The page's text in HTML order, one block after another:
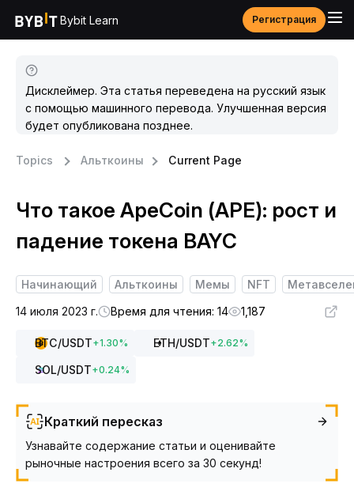
Bybit Learn Регистрация
Дисклеймер. Эта статья переведена на русский язык
с помощью машинного перевода. Улучшенная версия
будет опубликована позднее.
Topics Альткоины Current Page
Что такое ApeCoin (APE): рост и
падение токена BAYC
Начинающий Альткоины Мемы NFT
14 июля 2023 г.
Время для чтения: 14 1,187
BTC/USDT+1.30% ETH/USDT+2.62%
SOL/USDT+0.24%
Краткий пересказ
Узнавайте содержание статьи и оценивайте
рыночные настроения всего за 30 секунд!